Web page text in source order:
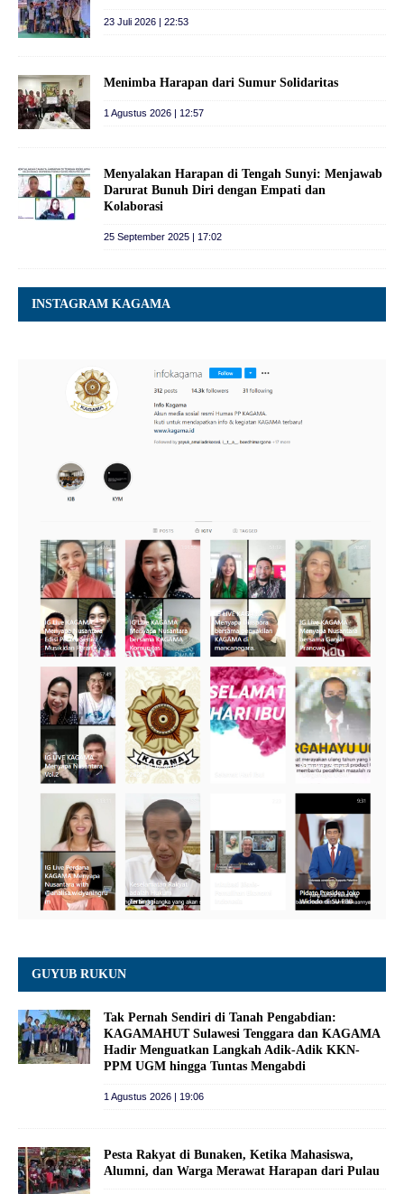
23 Juli 2026 | 22:53
Menimba Harapan dari Sumur Solidaritas
1 Agustus 2026 | 12:57
Menyalakan Harapan di Tengah Sunyi: Menjawab
Darurat Bunuh Diri dengan Empati dan
Kolaborasi
25 September 2025 | 17:02
INSTAGRAM KAGAMA
GUYUB RUKUN
Tak Pernah Sendiri di Tanah Pengabdian:
KAGAMAHUT Sulawesi Tenggara dan KAGAMA
Hadir Menguatkan Langkah Adik-Adik KKN-
PPM UGM hingga Tuntas Mengabdi
1 Agustus 2026 | 19:06
Pesta Rakyat di Bunaken, Ketika Mahasiswa,
Alumni, dan Warga Merawat Harapan dari Pulau